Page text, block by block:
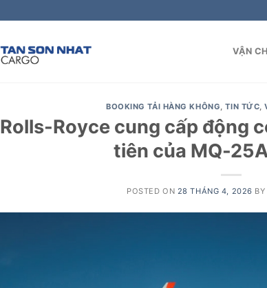
VẬN
BOOKING TẢI HÀNG KHÔNG,TIN TỨC,
Rolls-Royce cung cấp động
tiên của MQ-
POSTED ON 28 THÁNG 4, 2026